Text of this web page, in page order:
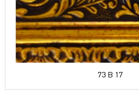
73 B 17